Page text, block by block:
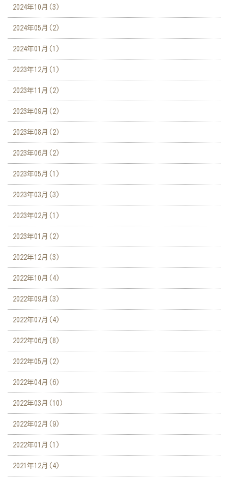
2024年10月(3)
2024年05月(2)
2024年01月(1)
2023年12月(1)
2023年11月(2)
2023年09月(2)
2023年08月(2)
2023年06月(2)
2023年05月(1)
2023年03月(3)
2023年02月(1)
2023年01月(2)
2022年12月(3)
2022年10月(4)
2022年09月(3)
2022年07月(4)
2022年06月(8)
2022年05月(2)
2022年04月(6)
2022年03月(10)
2022年02月(9)
2022年01月(1)
2021年12月(4)